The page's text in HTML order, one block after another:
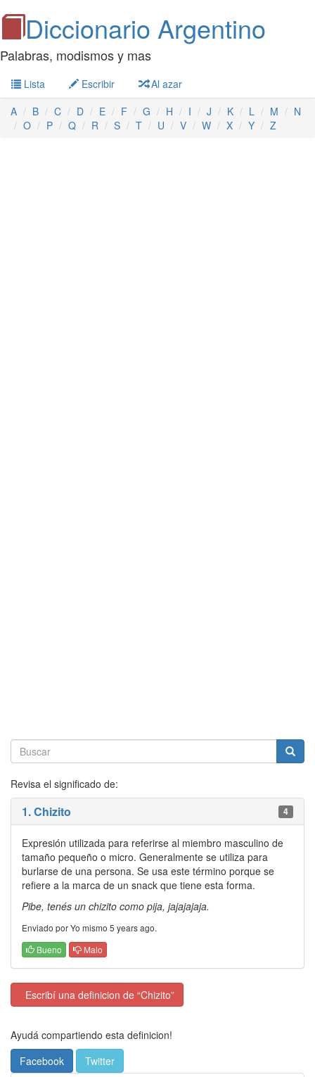
Diccionario Argentino
Palabras, modismos y mas
Lista Escribir
Al azar
A
B C D E F G H I J K L M
N
O
P Q R S T U V W X Y Z
Revisa el significado de:
1. Chizito 4
Expresión utilizada para referirse al miembro masculino de
tamaño pequeño o micro. Generalmente se utiliza para
burlarse de una persona. Se usa este término porque se
refiere a la marca de un snack que tiene esta forma.
Pibe, tenés un chizito como pija, jajajajaja.
Enviado por Yo mismo 5 years ago.
Bueno
Malo
Escribí una definicion de “Chizito”
Ayudá compartiendo esta definicion!
Facebook
Twitter